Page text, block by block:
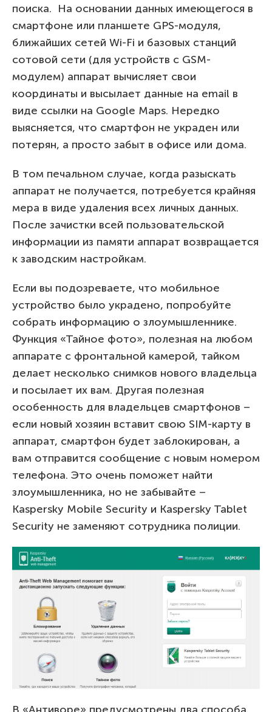
поиска. На основании данных имеющегося в
смартфоне или планшете GPS-модуля,
ближайших сетей Wi-Fi и базовых станций
сотовой сети (для устройств с GSM-
модулем) аппарат вычисляет свои
координаты и высылает данные на email в
виде ссылки на Google Maps. Нередко
выясняется, что смартфон не украден или
потерян, а просто забыт в офисе или дома.
В том печальном случае, когда разыскать
аппарат не получается, потребуется крайняя
мера в виде удаления всех личных данных.
После зачистки всей пользовательской
информации из памяти аппарат возвращается
к заводским настройкам.
Если вы подозреваете, что мобильное
устройство было украдено, попробуйте
собрать информацию о злоумышленнике.
Функция «Тайное фото», полезная на любом
аппарате с фронтальной камерой, тайком
делает несколько снимков нового владельца
и посылает их вам. Другая полезная
особенность для владельцев смартфонов –
если новый хозяин вставит свою SIM-карту в
аппарат, смартфон будет заблокирован, а
вам отправится сообщение с новым номером
телефона. Это очень поможет найти
злоумышленника, но не забывайте –
Kaspersky Mobile Security и Kaspersky Tablet
Security не заменяют сотрудника полиции.